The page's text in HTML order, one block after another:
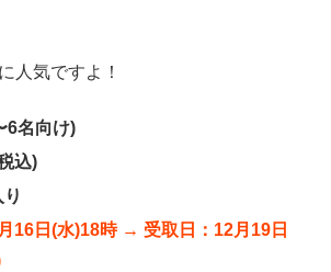
人気ですよ！
6名向け)
込)
16日(水)18時 → 受取日：12月19日